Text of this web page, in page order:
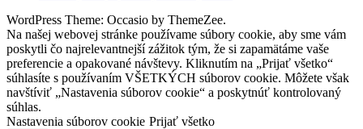
WordPress Theme: Occasio by ThemeZee.
Na našej webovej stránke používame súbory cookie, aby sme vám
poskytli čo najrelevantnejší zážitok tým, že si zapamätáme vaše
preferencie a opakované návštevy. Kliknutím na „Prijať všetko“
súhlasíte s používaním VŠETKÝCH súborov cookie. Môžete však
navštíviť „Nastavenia súborov cookie“ a poskytnúť kontrolovaný
súhlas.
Nastavenia súborov cookie Prijať všetko